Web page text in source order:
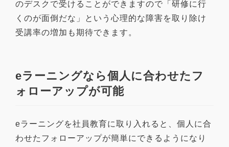
のデスクで受けることができますので「研修に行
くのが面倒だな」という心理的な障害を取り除け
受講率の増加も期待できます。
eラーニングなら個人に合わせたフ
ォローアップが可能
eラーニングを社員教育に取り入れると、 個人に合
わせたフォローアップが簡単にできるようになり